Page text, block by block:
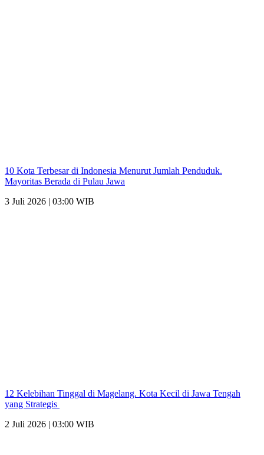
10 Kota Terbesar di Indonesia Menurut Jumlah Penduduk.
Mayoritas Berada di Pulau Jawa
3 Juli 2026 | 03:00 WIB
12 Kelebihan Tinggal di Magelang. Kota Kecil di Jawa Tengah
yang Strategis
2 Juli 2026 | 03:00 WIB